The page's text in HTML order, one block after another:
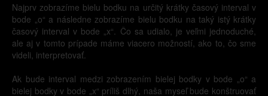
Najprv zobrazíme bielu bodku na určitý krátky časový interval v
bode „o“ a následne zobrazíme bielu bodku na taký istý krátky
časový interval v bode „x“. Čo sa udialo, je veľmi jednoduché,
ale aj v tomto prípade máme viacero možností, ako to, čo sme
videli, interpretovať.
Ak bude interval medzi zobrazením bielej bodky v bode „o“ a
bielej bodky v bode „x“ príliš dlhý, naša myseľ bude konštruovať